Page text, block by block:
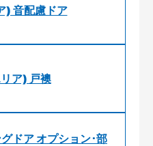
音配慮ドア
ア) 戸襖
ドア オプション･部